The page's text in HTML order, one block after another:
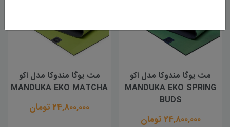
مت یوگا مندوکا مدل اکو
MANDUKA EKO SPRING
BUDS
24,800,000 تومان
مت یوگا مندوکا مدل اکو
MANDUKA EKO MATCHA
24,800,000 تومان